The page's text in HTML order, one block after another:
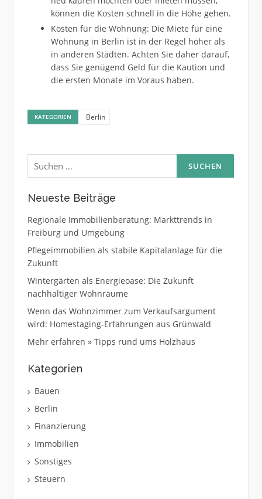
können die Kosten schnell in die Höhe gehen.
Kosten für die Wohnung: Die Miete für eine
Wohnung in Berlin ist in der Regel höher als
in anderen Städten. Achten Sie daher darauf,
dass Sie genügend Geld für die Kaution und
die ersten Monate im Voraus haben.
KATEGORIEN Berlin
Suchen
nach:
Neueste Beiträge
Regionale Immobilienberatung: Markttrends in
Freiburg und Umgebung
Pflegeimmobilien als stabile Kapitalanlage für die
Zukunft
Wintergärten als Energieoase: Die Zukunft
nachhaltiger Wohnräume
Wenn das Wohnzimmer zum Verkaufsargument
wird: Homestaging-Erfahrungen aus Grünwald
Mehr erfahren » Tipps rund ums Holzhaus
Kategorien
Bauen
Berlin
Finanzierung
Immobilien
Sonstiges
Steuern